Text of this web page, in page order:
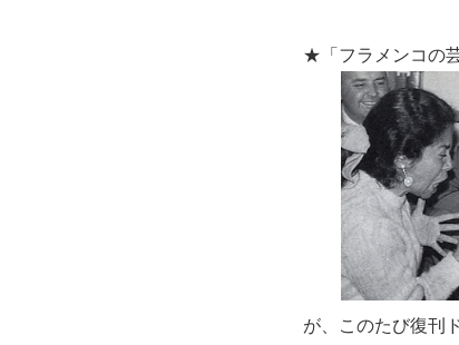
★「フラメンコの
が、このたび復刊